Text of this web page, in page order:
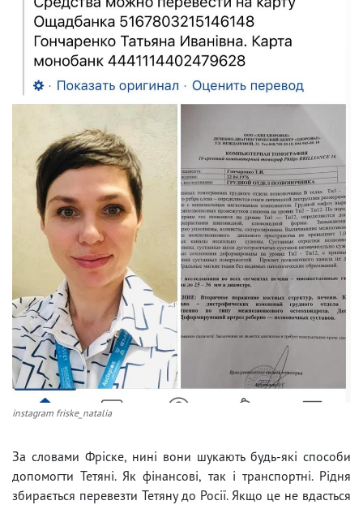
instagram friske_natalia
За словами Фріске, нині вони шукають будь-які способи
допомогти Тетяні. Як фінансові, так і транспортні. Рідня
збирається перевезти Тетяну до Росії. Якщо це не вдасться